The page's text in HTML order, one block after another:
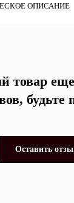
ОПИСАНИЕ
товар
будьте
Оставить